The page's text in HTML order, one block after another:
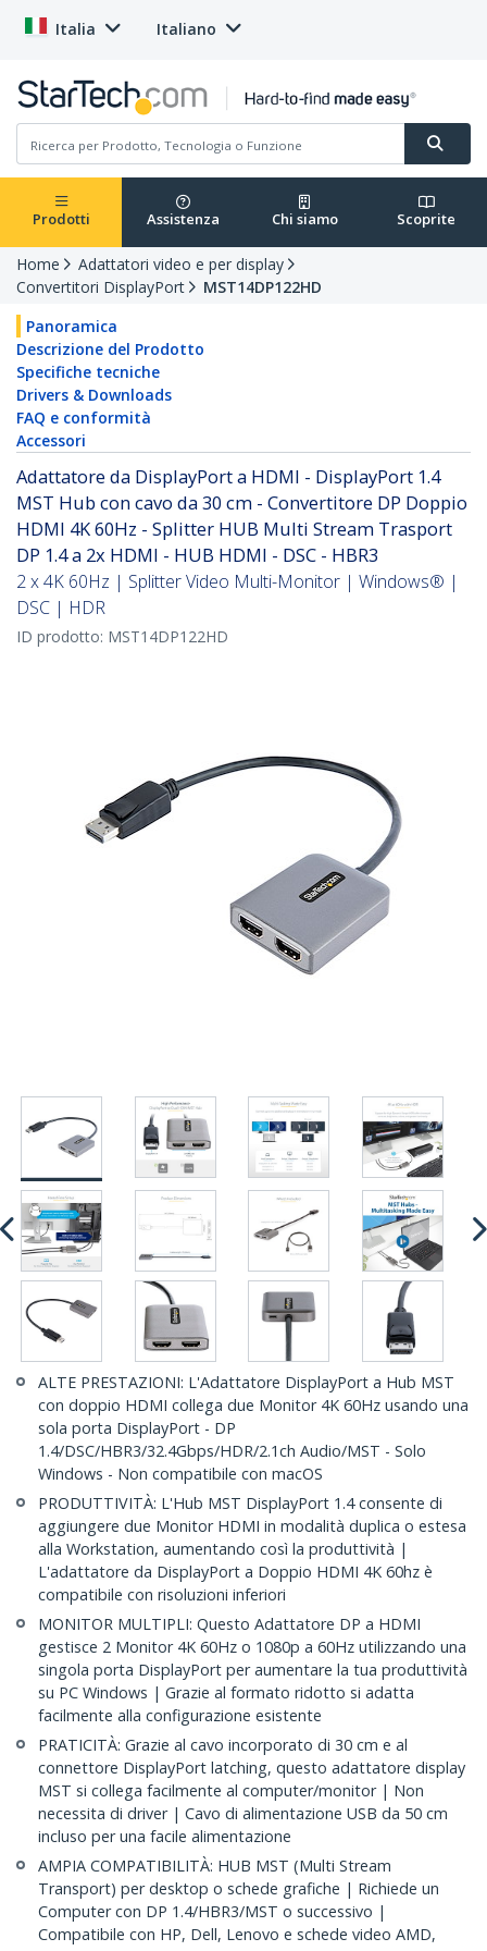
Italia Italiano
Prodotti Assistenza Chi siamo Scoprite
Home
Adattatori video e per display
Convertitori DisplayPort
MST14DP122HD
Panoramica
Descrizione del Prodotto
Specifiche tecniche
Drivers & Downloads
FAQ e conformità
Accessori
Adattatore da DisplayPort a HDMI - DisplayPort 1.4
MST Hub con cavo da 30 cm - Convertitore DP Doppio
HDMI 4K 60Hz - Splitter HUB Multi Stream Trasport
DP 1.4 a 2x HDMI - HUB HDMI - DSC - HBR3
2 x 4K 60Hz | Splitter Video Multi-Monitor | Windows® |
DSC | HDR
ID prodotto: MST14DP122HD
ALTE PRESTAZIONI: L'Adattatore DisplayPort a Hub MST
con doppio HDMI collega due Monitor 4K 60Hz usando una
sola porta DisplayPort - DP
1.4/DSC/HBR3/32.4Gbps/HDR/2.1ch Audio/MST - Solo
Windows - Non compatibile con macOS
PRODUTTIVITÀ: L'Hub MST DisplayPort 1.4 consente di
aggiungere due Monitor HDMI in modalità duplica o estesa
alla Workstation, aumentando così la produttività |
L'adattatore da DisplayPort a Doppio HDMI 4K 60hz è
compatibile con risoluzioni inferiori
MONITOR MULTIPLI: Questo Adattatore DP a HDMI
gestisce 2 Monitor 4K 60Hz o 1080p a 60Hz utilizzando una
singola porta DisplayPort per aumentare la tua produttività
su PC Windows | Grazie al formato ridotto si adatta
facilmente alla configurazione esistente
PRATICITÀ: Grazie al cavo incorporato di 30 cm e al
connettore DisplayPort latching, questo adattatore display
MST si collega facilmente al computer/monitor | Non
necessita di driver | Cavo di alimentazione USB da 50 cm
incluso per una facile alimentazione
AMPIA COMPATIBILITÀ: HUB MST (Multi Stream
Transport) per desktop o schede grafiche | Richiede un
Computer con DP 1.4/HBR3/MST o successivo |
Compatibile con HP, Dell, Lenovo e schede video AMD,